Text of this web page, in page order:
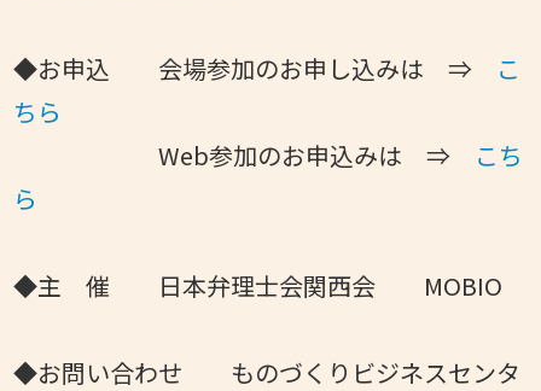
◆お申込 会場参加のお申し込みは ⇒ こ
ちら
Web参加のお申込みは ⇒ こち
ら
◆主 催 日本弁理士会関西会 MOBIO
◆お問い合わせ ものづくりビジネスセンタ